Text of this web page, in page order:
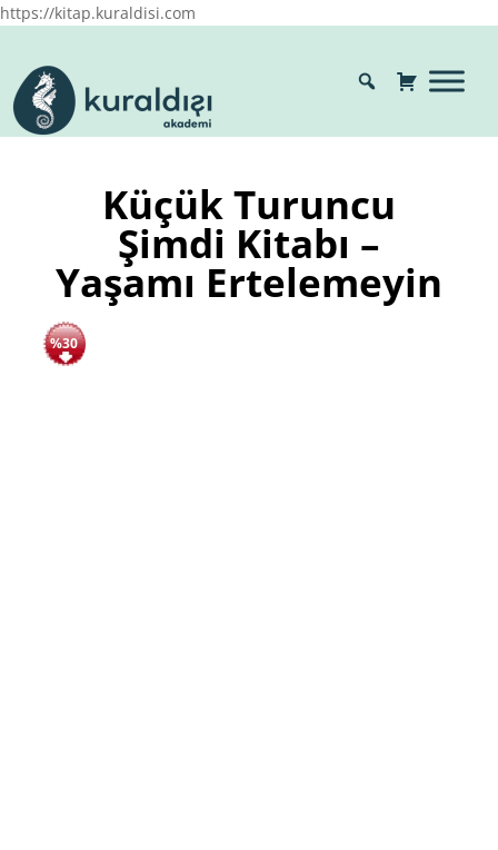
https://kitap.kuraldisi.com
Küçük Turuncu
Şimdi Kitabı –
Yaşamı Ertelemeyin
%30